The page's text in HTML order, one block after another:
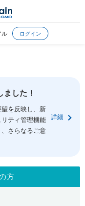
ル ログイン
した！
を反映し、新
ティ管理機能
さらなるご意
詳細
方